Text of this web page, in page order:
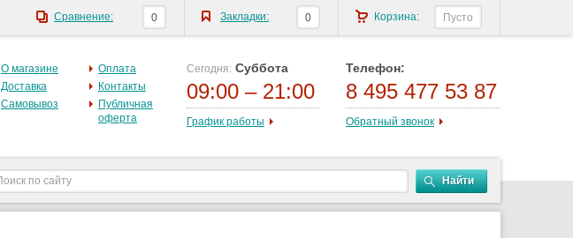
О магазине
Доставка
Самовывоз
Оплата
Контакты
Публичная
оферта
Сегодня: Суббота
09:00 – 21:00
График работы
Телефон:
8 495 477 53 87
Обратный звонок
Найти
Корзина: Пусто
Закладки: 0
Сравнение: 0